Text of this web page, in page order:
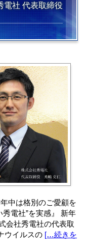
電社 代表取締役
中は格別のご愛顧を
電社”を実感』 新年
会社秀電社の代表取
ウイルスの […続きを